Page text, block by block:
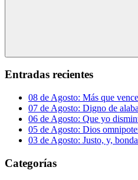
Buscar
Entradas recientes
08 de Agosto: Más que
07 de Agosto: Digno de
06 de Agosto: Que yo
05 de Agosto: Dios
03 de Agosto: Justo, y,
Categorías